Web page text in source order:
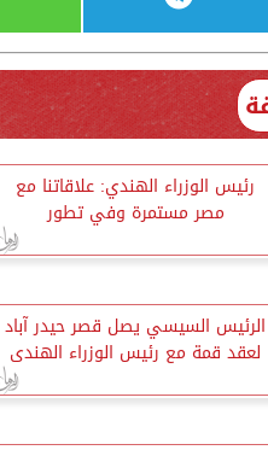
رئيس الوزراء الهندي: علاقاتنا مع
مصر مستمرة وفي تطور
الرئيس السيسي يصل قصر حيدر آباد
لعقد قمة مع رئيس الوزراء الهندى